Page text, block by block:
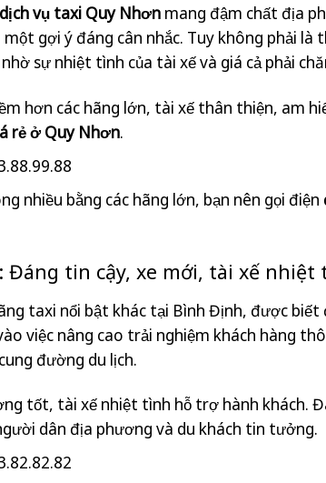
dịch vụ taxi Quy Nhơn mang đậm chất địa
một gợi ý đáng cân nhắc. Tuy không phải
sự nhiệt tình của tài xế và giá cả phải
hơn các hãng lớn, tài xế thân thiện, am
rẻ ở Quy Nhơn
nhiều bằng các hãng lớn, bạn nên gọi điện
Đáng tin cậy, xe mới, tài xế nhiệt
taxi nổi bật khác tại Bình Định, được
việc nâng cao trải nghiệm khách hàng
đường du lịch.
tốt, tài xế nhiệt tình hỗ trợ hành khách.
dân địa phương và du khách tin tưởng.